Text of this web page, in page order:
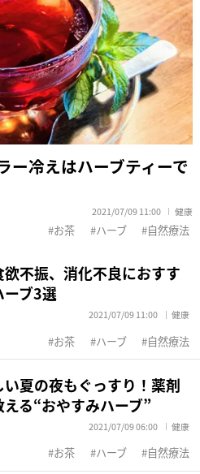
ー冷えはハーブティーで
2021/07/09 11:00 健康
お茶 ハーブ 自然療法
欲不振、消化不良におすす
ーブ3選
2021/07/09 11:00 健康
お茶 ハーブ 自然療法
い夏の夜もぐっすり！薬剤
える“おやすみハーブ”
2021/07/09 06:00 健康
お茶 ハーブ 自然療法